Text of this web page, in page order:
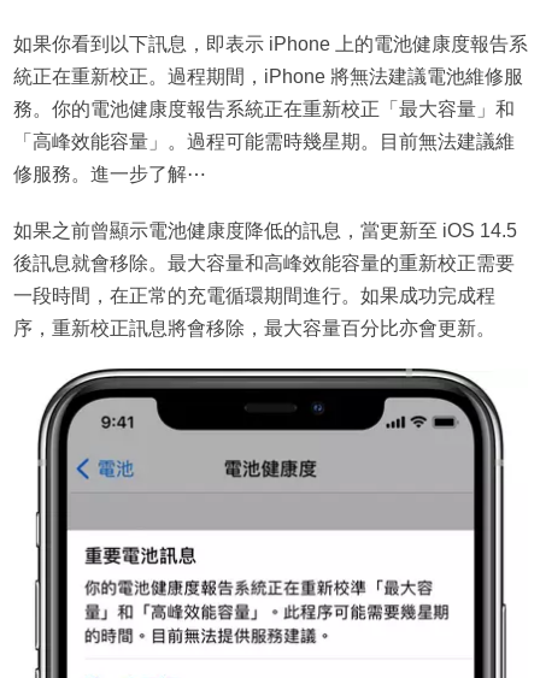
如果你看到以下訊息，即表示 iPhone 上的電池健康度報告系
統正在重新校正。過程期間，iPhone 將無法建議電池維修服
務。你的電池健康度報告系統正在重新校正「最大容量」和
「高峰效能容量」。過程可能需時幾星期。目前無法建議維
修服務。進一步了解⋯
如果之前曾顯示電池健康度降低的訊息，當更新至 iOS 14.5
後訊息就會移除。最大容量和高峰效能容量的重新校正需要
一段時間，在正常的充電循環期間進行。如果成功完成程
序，重新校正訊息將會移除，最大容量百分比亦會更新。